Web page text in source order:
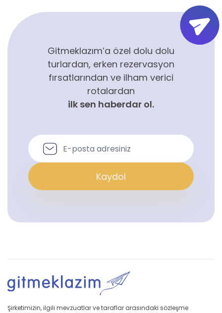
Gitmeklazım’a özel dolu dolu
turlardan, erken rezervasyon
fırsatlarından ve ilham verici
rotalardan
ilk sen haberdar ol.
Kaydol
Şirketimizin, ilgili mevzuatlar ve taraflar arasındaki sözleşme